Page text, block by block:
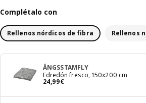
Complétalo con
Rellenos nórdicos de fibra Rellenos
ÄNGSSTAMFLY
Edredón fresco, 150x200 cm
24,99€
El precio 24,99€